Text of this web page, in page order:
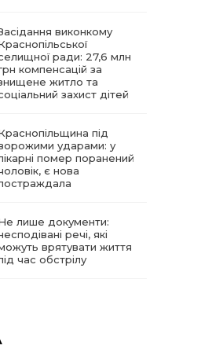
виконкому
ради: 27,6 млн
компенсацій за
житло та
захист дітей
під
ударами: у
помер поранений
є нова
лише документи:
речі, які
врятувати життя
час обстрілу